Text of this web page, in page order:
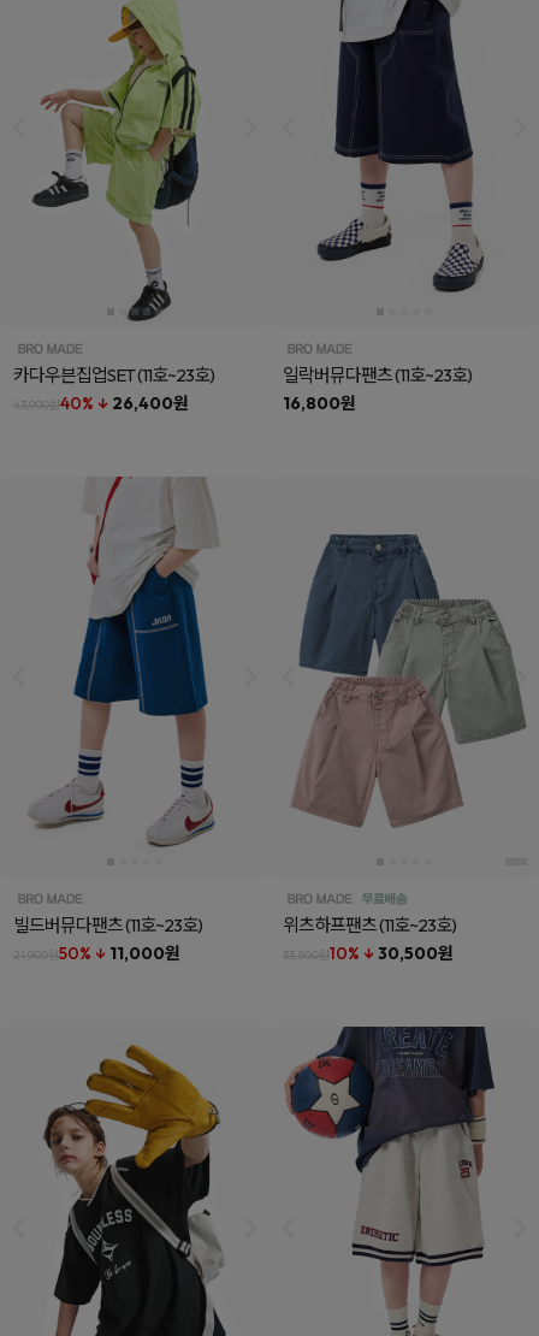
카다우븐집업SET(11호~23호)
43,900원40% ↓ 26,400원
일락버뮤다팬츠(11호~23호)
16,800원
빌드버뮤다팬츠(11호~23호)
21,900원50% ↓ 11,000원
위츠하프팬츠(11호~23호)
33,800원10% ↓ 30,500원